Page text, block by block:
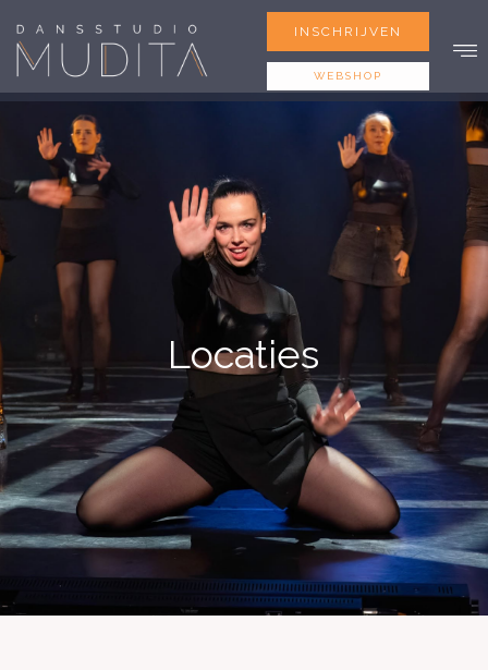
INSCHRIJVEN
WEBSHOP
Locaties